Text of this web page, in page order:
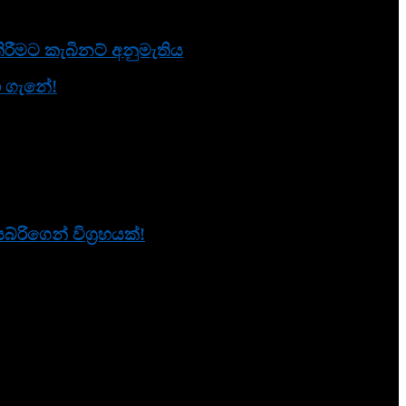
කැබිනට් අනුමැතිය
ගැනේ!
විග්‍රහයක්!